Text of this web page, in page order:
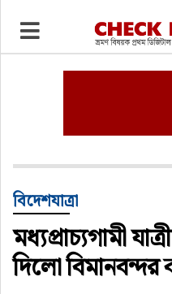
ভ্রমণ
ওটিএ
হোটেল-মোটেল-রিসোর্ট
বিদেশযাত্রা
বিদেশযাত্রা
মধ্যপ্রাচ্যগামী
দিলো বিমানবন্দর